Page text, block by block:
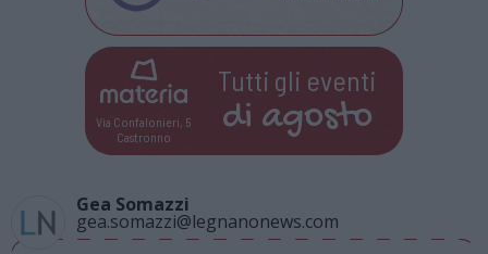
Via Confalonieri, 5
Castronno
Tutti gli eventi
di agosto
Gea Somazzi
gea.somazzi@legnanonews.com